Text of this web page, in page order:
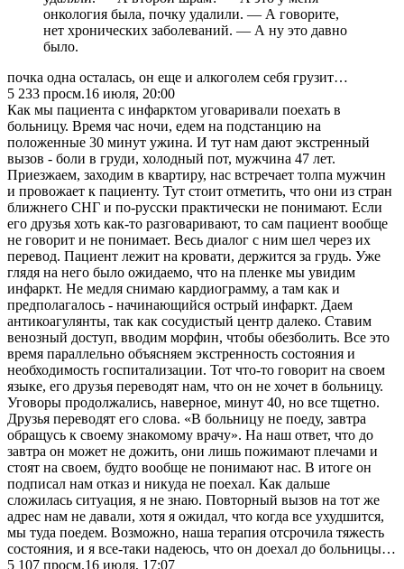
онкология была, почку удалили. — А говорите,
нет хронических заболеваний. — А ну это давно
было.
почка одна осталась, он еще и алкоголем себя грузит…
5 233 просм.16 июля, 20:00
Как мы пациента с инфарктом уговаривали поехать в
больницу. Время час ночи, едем на подстанцию на
положенные 30 минут ужина. И тут нам дают экстренный
вызов - боли в груди, холодный пот, мужчина 47 лет.
Приезжаем, заходим в квартиру, нас встречает толпа мужчин
и провожает к пациенту. Тут стоит отметить, что они из стран
ближнего СНГ и по-русски практически не понимают. Если
его друзья хоть как-то разговаривают, то сам пациент вообще
не говорит и не понимает. Весь диалог с ним шел через их
перевод. Пациент лежит на кровати, держится за грудь. Уже
глядя на него было ожидаемо, что на пленке мы увидим
инфаркт. Не медля снимаю кардиограмму, а там как и
предполагалось - начинающийся острый инфаркт. Даем
антикоагулянты, так как сосудистый центр далеко. Ставим
венозный доступ, вводим морфин, чтобы обезболить. Все это
время параллельно объясняем экстренность состояния и
необходимость госпитализации. Тот что-то говорит на своем
языке, его друзья переводят нам, что он не хочет в больницу.
Уговоры продолжались, наверное, минут 40, но все тщетно.
Друзья переводят его слова. «В больницу не поеду, завтра
обращусь к своему знакомому врачу». На наш ответ, что до
завтра он может не дожить, они лишь пожимают плечами и
стоят на своем, будто вообще не понимают нас. В итоге он
подписал нам отказ и никуда не поехал. Как дальше
сложилась ситуация, я не знаю. Повторный вызов на тот же
адрес нам не давали, хотя я ожидал, что когда все ухудшится,
мы туда поедем. Возможно, наша терапия отсрочила тяжесть
состояния, и я все-таки надеюсь, что он доехал до больницы…
5 107 просм.16 июля, 17:07